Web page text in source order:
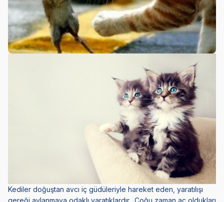
Kediler doğuştan avcı iç güdüleriyle hareket eden, yaratılışı
gereği avlanmaya odaklı yaratıklardır. Çoğu zaman aç oldukları